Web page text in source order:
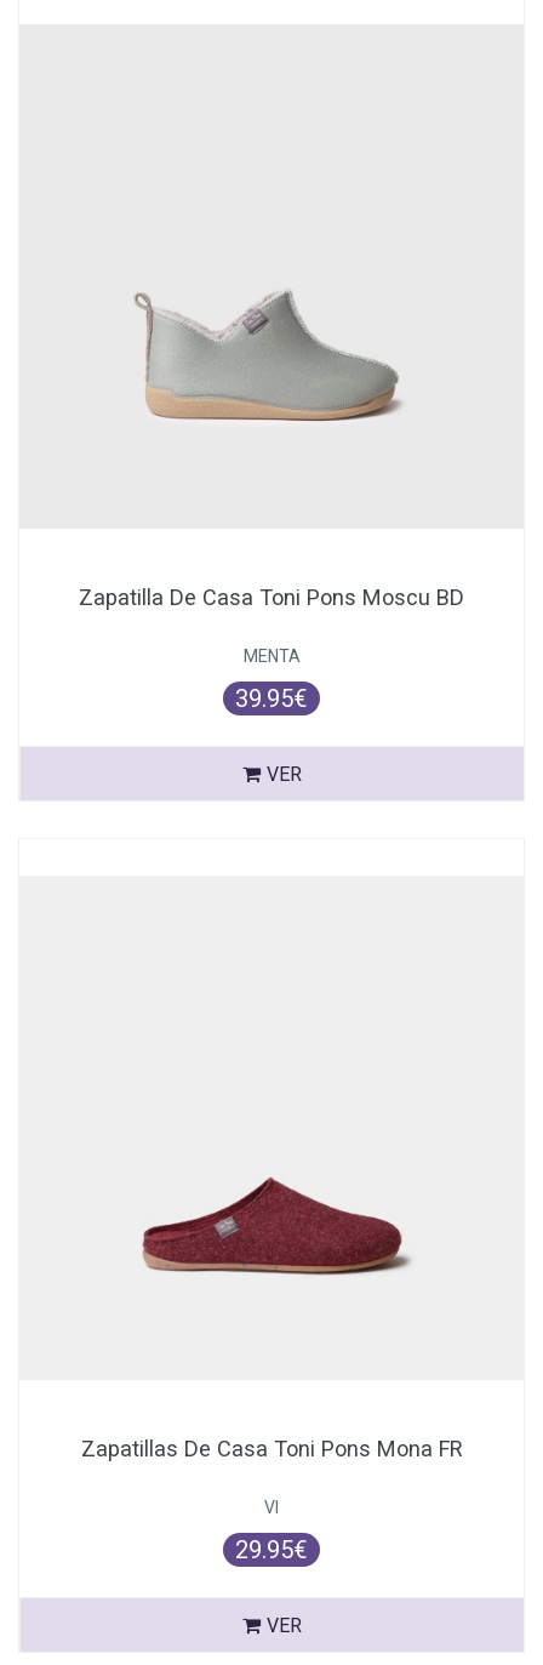
Zapatilla De Casa Toni Pons Moscu BD
MENTA
39.95€
VER
Zapatillas De Casa Toni Pons Mona FR
VI
29.95€
VER